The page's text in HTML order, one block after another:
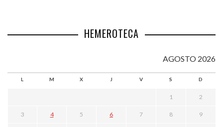
HEMEROTECA
AGOSTO 2026
L M X J V S D
1 2
3 4 5 6 7 8 9